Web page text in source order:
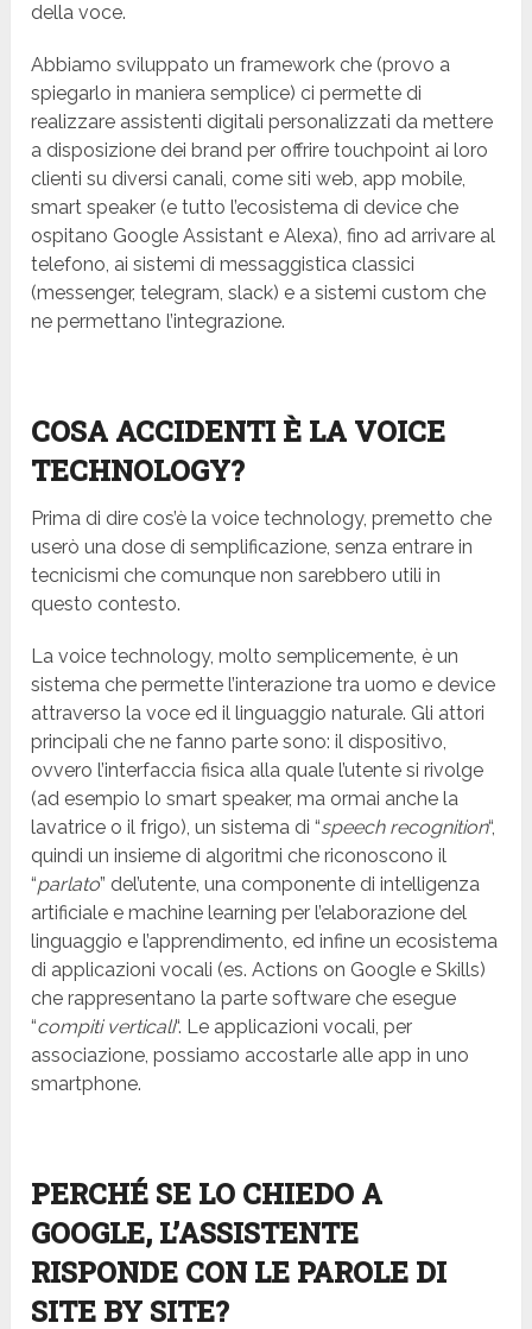
della voce.
Abbiamo sviluppato un framework che (provo a
spiegarlo in maniera semplice) ci permette di
realizzare assistenti digitali personalizzati da mettere
a disposizione dei brand per offrire touchpoint ai loro
clienti su diversi canali, come siti web, app mobile,
smart speaker (e tutto l’ecosistema di device che
ospitano Google Assistant e Alexa), fino ad arrivare al
telefono, ai sistemi di messaggistica classici
(messenger, telegram, slack) e a sistemi custom che
ne permettano l’integrazione.
COSA ACCIDENTI È LA VOICE
TECHNOLOGY?
Prima di dire cos’è la voice technology, premetto che
userò una dose di semplificazione, senza entrare in
tecnicismi che comunque non sarebbero utili in
questo contesto.
La voice technology, molto semplicemente, è un
sistema che permette l’interazione tra uomo e device
attraverso la voce ed il linguaggio naturale. Gli attori
principali che ne fanno parte sono: il dispositivo,
ovvero l’interfaccia fisica alla quale l’utente si rivolge
(ad esempio lo smart speaker, ma ormai anche la
lavatrice o il frigo), un sistema di “speech recognition“,
quindi un insieme di algoritmi che riconoscono il
“parlato” del’utente, una componente di intelligenza
artificiale e machine learning per l’elaborazione del
linguaggio e l’apprendimento, ed infine un ecosistema
di applicazioni vocali (es. Actions on Google e Skills)
che rappresentano la parte software che esegue
“compiti verticali“. Le applicazioni vocali, per
associazione, possiamo accostarle alle app in uno
smartphone.
PERCHÉ SE LO CHIEDO A
GOOGLE, L’ASSISTENTE
RISPONDE CON LE PAROLE DI
SITE BY SITE?